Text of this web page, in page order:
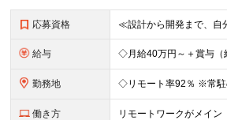
応募資格
給与
勤務地
働き方 リモートワークがメイン